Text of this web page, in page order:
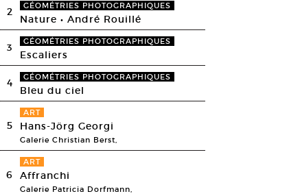
2 GÉOMÉTRIES PHOTOGRAPHIQUES
Nature • André Rouillé
3 GÉOMÉTRIES PHOTOGRAPHIQUES
Escaliers
4 GÉOMÉTRIES PHOTOGRAPHIQUES
Bleu du ciel
5
ART
Hans-Jörg Georgi
Galerie Christian Berst,
6
ART
Affranchi
Galerie Patricia Dorfmann,